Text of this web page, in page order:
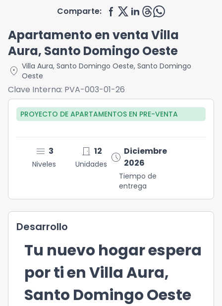
Comparte:
Apartamento en venta Villa
Aura, Santo Domingo Oeste
location_on Villa Aura, Santo Domingo Oeste, Santo Domingo
Oeste
Clave Interna: PVA-003-01-26
PROYECTO DE APARTAMENTOS EN PRE-VENTA
menu 3
Niveles
door_front 12
Unidades schedule Diciembre
2026
Tiempo de
entrega
Desarrollo
Tu nuevo hogar espera
por ti en Villa Aura,
Santo Domingo Oeste